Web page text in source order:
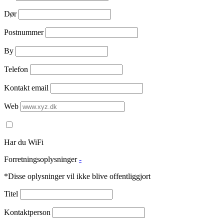
Dør
Postnummer
By
Telefon
Kontakt email
Web
Har du WiFi
Forretningsoplysninger -
*Disse oplysninger vil ikke blive offentliggjort
Titel
Kontaktperson